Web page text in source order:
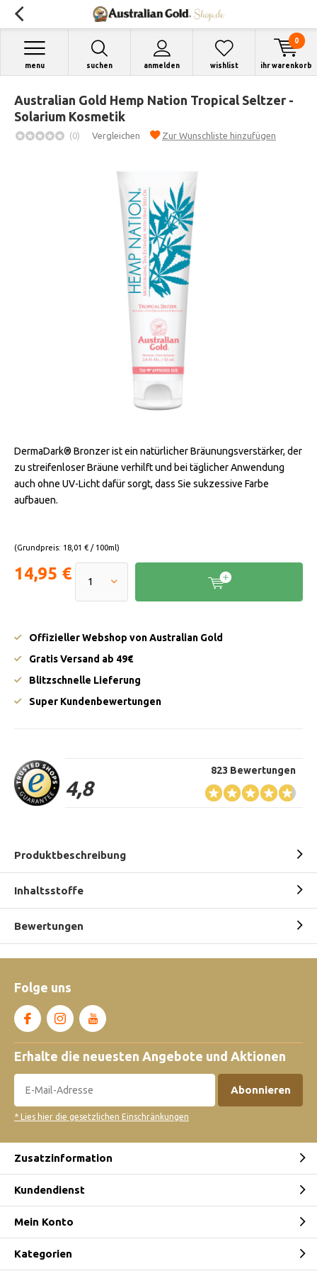
suchen anmelden
menu wishlist ihr warenkorb
0
Australian Gold Hemp Nation Tropical Seltzer -
Solarium Kosmetik
(0) Vergleichen Zur Wunschliste hinzufügen
DermaDark® Bronzer ist ein natürlicher Bräunungsverstärker, der
zu streifenloser Bräune verhilft und bei täglicher Anwendung
auch ohne UV-Licht dafür sorgt, dass Sie sukzessive Farbe
aufbauen.
(Grundpreis: 18,01 € / 100ml)
14,95 €
Offizieller Webshop von Australian Gold
Gratis Versand ab 49€
Blitzschnelle Lieferung
Super Kundenbewertungen
4,8
823 Bewertungen
Produktbeschreibung
Inhaltsstoffe
Bewertungen
Folge uns
Erhalte die neuesten Angebote und Aktionen
Abonnieren
* Lies hier die gesetzlichen Einschränkungen
Zusatzinformation
Kundendienst
Mein Konto
Kategorien